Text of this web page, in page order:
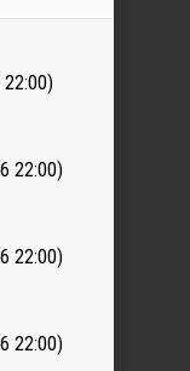
22:00)
22:00)
22:00)
22:00)